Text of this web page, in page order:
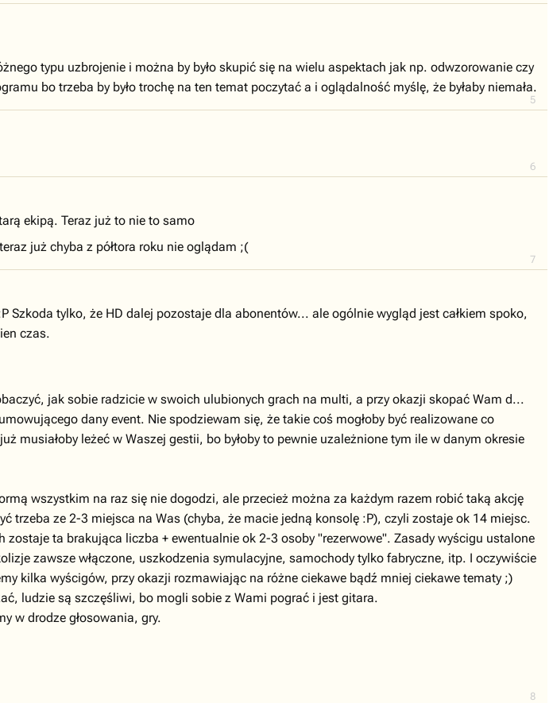
5
typu uzbrojenie i można by było skupić się na wielu aspektach jak np. odwzorowanie czy
bo trzeba by było trochę na ten temat poczytać a i oglądalność myślę, że byłaby niemała.
6
7
ekipą. Teraz już to nie to samo
już chyba z półtora roku nie oglądam ;(
8
Szkoda tylko, że HD dalej pozostaje dla abonentów... ale ogólnie wygląd jest całkiem spoko,
czas.
jak sobie radzicie w swoich ulubionych grach na multi, a przy okazji skopać Wam d...
dany event. Nie spodziewam się, że takie coś mogłoby być realizowane co
musiałoby leżeć w Waszej gestii, bo byłoby to pewnie uzależnione tym ile w danym okresie
wszystkim na raz się nie dogodzi, ale przecież można za każdym razem robić taką akcję
trzeba ze 2-3 miejsca na Was (chyba, że macie jedną konsolę :P), czyli zostaje ok 14 miejsc.
zostaje ta brakująca liczba + ewentualnie ok 2-3 osoby "rezerwowe". Zasady wyścigu ustalone
zawsze włączone, uszkodzenia symulacyjne, samochody tylko fabryczne, itp. I oczywiście
kilka wyścigów, przy okazji rozmawiając na różne ciekawe bądź mniej ciekawe tematy ;)
ludzie są szczęśliwi, bo mogli sobie z Wami pograć i jest gitara.
w drodze głosowania, gry.